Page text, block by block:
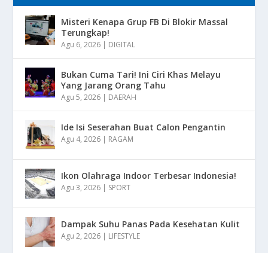
Misteri Kenapa Grup FB Di Blokir Massal
Terungkap!
Agu 6, 2026 | DIGITAL
Bukan Cuma Tari! Ini Ciri Khas Melayu
Yang Jarang Orang Tahu
Agu 5, 2026 | DAERAH
Ide Isi Seserahan Buat Calon Pengantin
Agu 4, 2026 | RAGAM
Ikon Olahraga Indoor Terbesar Indonesia!
Agu 3, 2026 | SPORT
Dampak Suhu Panas Pada Kesehatan Kulit
Agu 2, 2026 | LIFESTYLE